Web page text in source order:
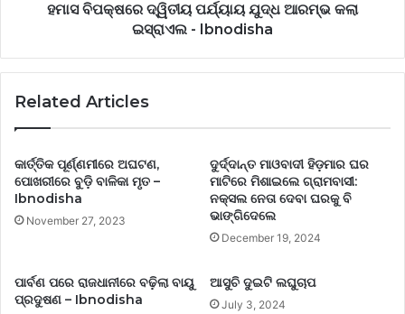
ହମାସ ବିପକ୍ଷରେ ଦ୍ୱିତୀୟ ପର୍ଯ୍ୟାୟ ଯୁଦ୍ଧ ଆରମ୍ଭ କଲା
ଇସ୍ରାଏଲ - Ibnodisha
Related Articles
କାର୍ତ୍ତିକ ପୂର୍ଣ୍ଣମୀରେ ଅଘଟଣ,
ପୋଖରୀରେ ବୁଡ଼ି ବାଳିକା ମୃତ –
Ibnodisha
November 27, 2023
ଦୁର୍ଦ୍ଦାନ୍ତ ମାଓବାଦୀ ହିଡ଼ମାର ଘର
ମାଟିରେ ମିଶାଇଲେ ଗ୍ରାମବାସୀ:
ନକ୍ସଲ ନେତା ଦେବା ଘରକୁ ବି
ଭାଙ୍ଗିଦେଲେ
December 19, 2024
ପାର୍ବଣ ପରେ ରାଜଧାନୀରେ ବଢ଼ିଲା ବାୟୁ
ପ୍ରଦୁଷଣ – Ibnodisha
ଆସୁଚି ଦୁଇଟି ଲଘୁଚାପ
July 3, 2024